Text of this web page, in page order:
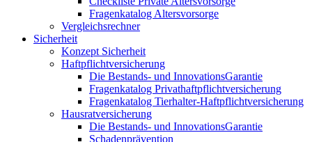
Fragenkatalog Altersvorsorge
Vergleichsrechner
Sicherheit
Konzept Sicherheit
Haftpflichtversicherung
Die Bestands- und InnovationsGarantie
Fragenkatalog Privathaftpflichtversicherung
Fragenkatalog Tierhalter-Haftpflichtversicherung
Hausratversicherung
Die Bestands- und InnovationsGarantie
Schadenprävention